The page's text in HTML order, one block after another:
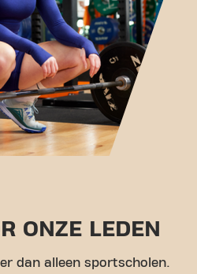
ONZE LEDEN
dan alleen sportscholen.